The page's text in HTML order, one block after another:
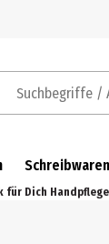
Suchbegriffe /
Schreibwaren
für Dich